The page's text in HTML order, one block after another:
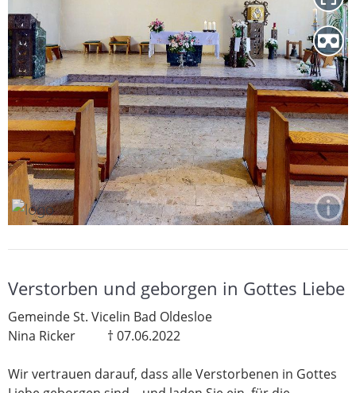
Verstorben und geborgen in Gottes Liebe
Gemeinde St. Vicelin Bad Oldesloe
Nina Ricker † 07.06.2022
Wir vertrauen darauf, dass alle Verstorbenen in Gottes